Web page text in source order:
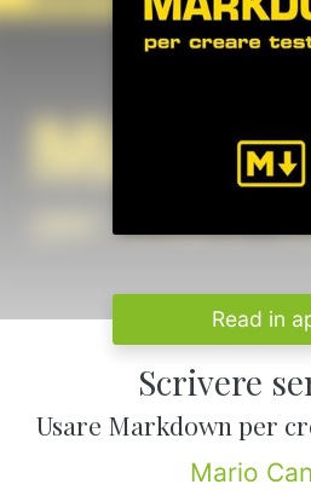
Read in
Scrivere
Usare Markdown per
Mario